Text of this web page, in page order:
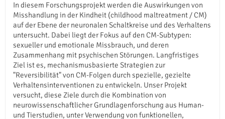
In diesem Forschungsprojekt werden die Auswirkungen von
Misshandlung in der Kindheit (childhood maltreatment / CM)
auf der Ebene der neuronalen Schaltkreise und des Verhaltens
untersucht. Dabei liegt der Fokus auf den CM-Subtypen:
sexueller und emotionale Missbrauch, und deren
Zusammenhang mit psychischen Störungen. Langfristiges
Ziel ist es, mechanismusbasierte Strategien zur
"Reversibilität" von CM-Folgen durch spezielle, gezielte
Verhaltensinterventionen zu entwickeln. Unser Projekt
versucht, diese Ziele durch die Kombination von
neurowissenschaftlicher Grundlagenforschung aus Human-
und Tierstudien, unter Verwendung von funktionellen,